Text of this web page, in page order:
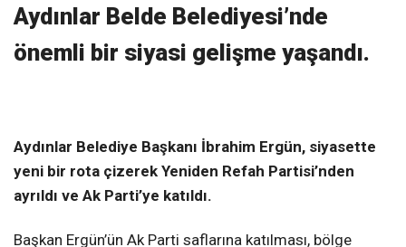
Aydınlar Belde Belediyesi’nde
önemli bir siyasi gelişme yaşandı.
Aydınlar Belediye Başkanı İbrahim Ergün, siyasette
yeni bir rota çizerek Yeniden Refah Partisi’nden
ayrıldı ve Ak Parti’ye katıldı.
Başkan Ergün’ün Ak Parti saflarına katılması, bölge